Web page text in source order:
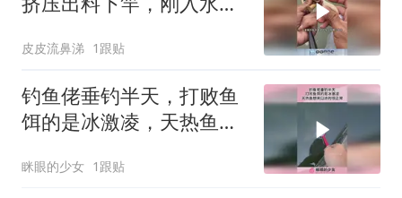
皮皮流鼻涕 1跟贴
钓鱼佬垂钓半天，打败鱼
饵的是冰激凌，天热鱼想
眯眼的少女 1跟贴